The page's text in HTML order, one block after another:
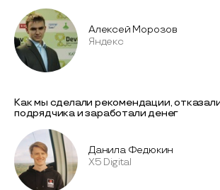
Алексей Морозов
Яндекс
Как мы сделали рекомендации,
подрядчика и заработали денег
Данила Федюкин
X5 Digital